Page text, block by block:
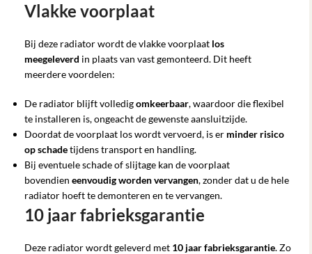
Vlakke voorplaat
Bij deze radiator wordt de vlakke voorplaat los
meegeleverd in plaats van vast gemonteerd. Dit heeft
meerdere voordelen:
De radiator blijft volledigomkeerbaar, waardoor die flexibel
te installeren is, ongeacht de gewenste aansluitzijde.
Doordat de voorplaat los wordt vervoerd, is er minder risico
op schadetijdens transport en handling.
Bij eventuele schade of slijtage kan de voorplaat
bovendien eenvoudig worden vervangen, zonder dat u de hele
radiator hoeft te demonteren en te vervangen.
10 jaar fabrieksgarantie
Deze radiator wordt geleverd met 10 jaar fabrieksgarantie. Zo